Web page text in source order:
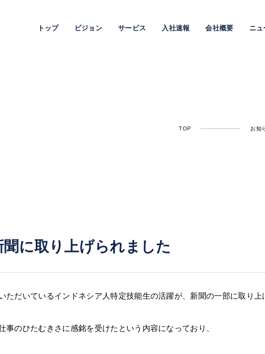
トップ ビジョン サービス 入社速報 会社概要 ニュ
TOP お知
に取り上げられました
ただいているインドネシア人特定技能生の活躍が、新聞の一部に取り上
のひたむきさに感銘を受けたという内容になっており、